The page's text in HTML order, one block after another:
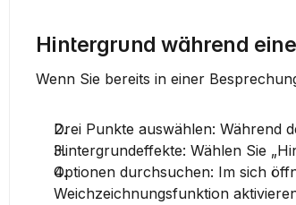
Hintergrund während
Wenn Sie bereits in einer
Drei Punkte auswählen: Während
Hintergrundeffekte: Wählen Sie
Optionen durchsuchen
Weichzeichnungsfunktion